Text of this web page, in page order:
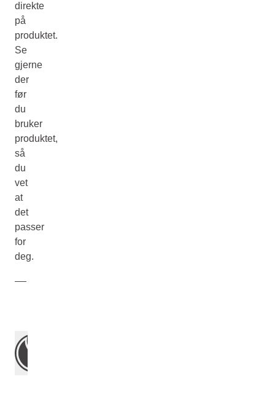
direkte
på
produktet.
Se
gjerne
der
før
du
bruker
produktet,
så
du
vet
at
det
passer
for
deg.